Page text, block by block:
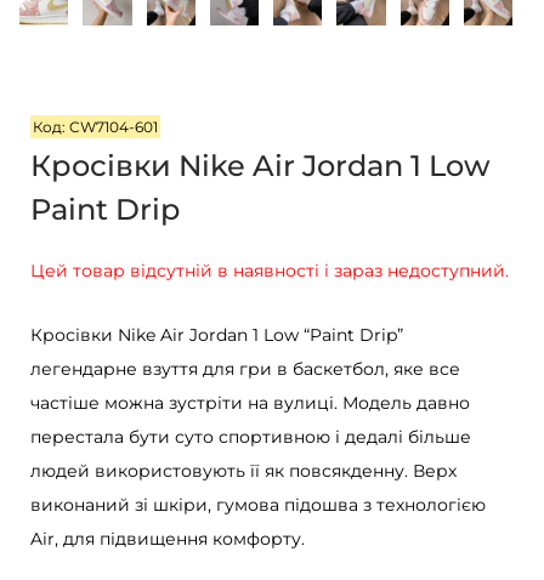
г
т
Код: CW7104-601
Кросівки Nike Air Jordan 1 Low
Paint Drip
Цей товар відсутній в наявності і зараз недоступний.
Кросівки Nike Air Jordan 1 Low “Paint Drip”
легендарне взуття для гри в баскетбол, яке все
частіше можна зустріти на вулиці. Модель давно
перестала бути суто спортивною і дедалі більше
людей використовують її як повсякденну. Верх
виконаний зі шкіри, гумова підошва з технологією
Air, для підвищення комфорту.